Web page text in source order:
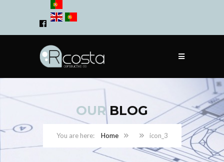
OURBLOG
Home icon_3